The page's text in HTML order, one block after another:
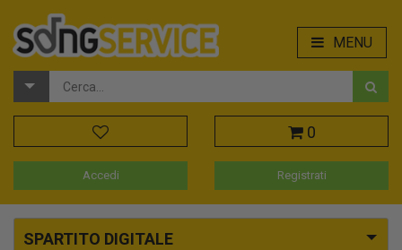
MENU
0
Accedi Registrati
SPARTITO DIGITALE